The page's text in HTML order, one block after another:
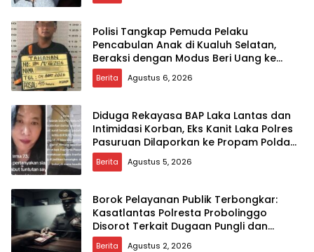
Polisi Tangkap Pemuda Pelaku
Pencabulan Anak di Kualuh Selatan,
Beraksi dengan Modus Beri Uang ke
Teman Korban
Berita Agustus 6, 2026
Diduga Rekayasa BAP Laka Lantas dan
Intimidasi Korban, Eks Kanit Laka Polres
Pasuruan Dilaporkan ke Propam Polda
Jatim
Berita Agustus 5, 2026
Borok Pelayanan Publik Terbongkar:
Kasatlantas Polresta Probolinggo
Disorot Terkait Dugaan Pungli dan
Setoran Rutin
Berita Agustus 2, 2026